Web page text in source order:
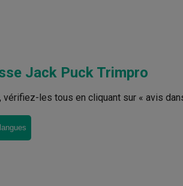
Jack Puck Trimpro
vérifiez-les tous en cliquant sur « avis